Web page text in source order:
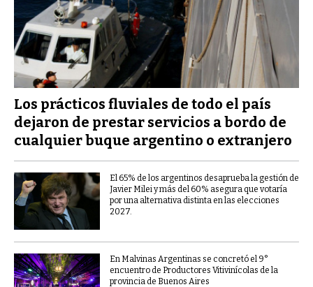
Los prácticos fluviales de todo el país
dejaron de prestar servicios a bordo de
cualquier buque argentino o extranjero
El 65% de los argentinos desaprueba la gestión de
Javier Milei y más del 60% asegura que votaría
por una alternativa distinta en las elecciones
2027.
En Malvinas Argentinas se concretó el 9°
encuentro de Productores Vitivinícolas de la
provincia de Buenos Aires